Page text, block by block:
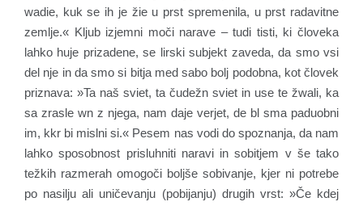
wadie, kuk se ih je žie u prst spremenila, u prst radavitne
zemlje.« Kljub izjemni moči narave – tudi tisti, ki človeka
lahko huje prizadene, se lirski subjekt zaveda, da smo vsi
del nje in da smo si bitja med sabo bolj podobna, kot človek
priznava: »Ta naš sviet, ta čudežn sviet in use te žwali, ka
sa zrasle wn z njega, nam daje verjet, de bl sma paduobni
im, kkr bi mislni si.« Pesem nas vodi do spoznanja, da nam
lahko sposobnost prisluhniti naravi in sobitjem v še tako
težkih razmerah omogoči boljše sobivanje, kjer ni potrebe
po nasilju ali uničevanju (pobijanju) drugih vrst: »Če kdej